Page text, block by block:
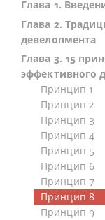
Глава 1.
Глава 2.
девелопмента
Глава 3. 15
эффективного
Принцип 1
Принцип 2
Принцип 3
Принцип 4
Принцип 5
Принцип 6
Принцип 7
Принцип 8
Принцип 9